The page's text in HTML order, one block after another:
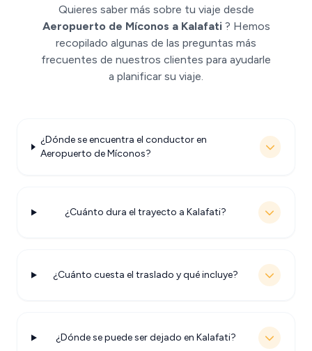
Quieres saber más sobre tu viaje desde
Aeropuerto de Míconos a Kalafati ? Hemos
recopilado algunas de las preguntas más
frecuentes de nuestros clientes para ayudarle
a planificar su viaje.
¿Dónde se encuentra el conductor en
Aeropuerto de Míconos?
¿Cuánto dura el trayecto a Kalafati?
¿Cuánto cuesta el traslado y qué incluye?
¿Dónde se puede ser dejado en Kalafati?